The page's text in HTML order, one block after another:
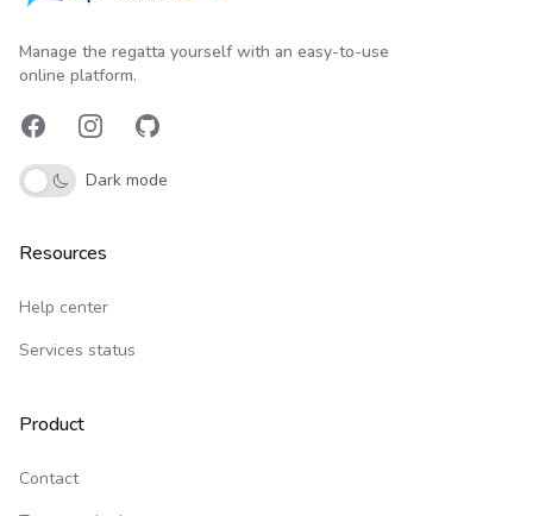
Manage the regatta yourself with an easy-to-use
online platform.
FacebookInstagramGitHub
Dark mode
Resources
Help center
Services status
Product
Contact